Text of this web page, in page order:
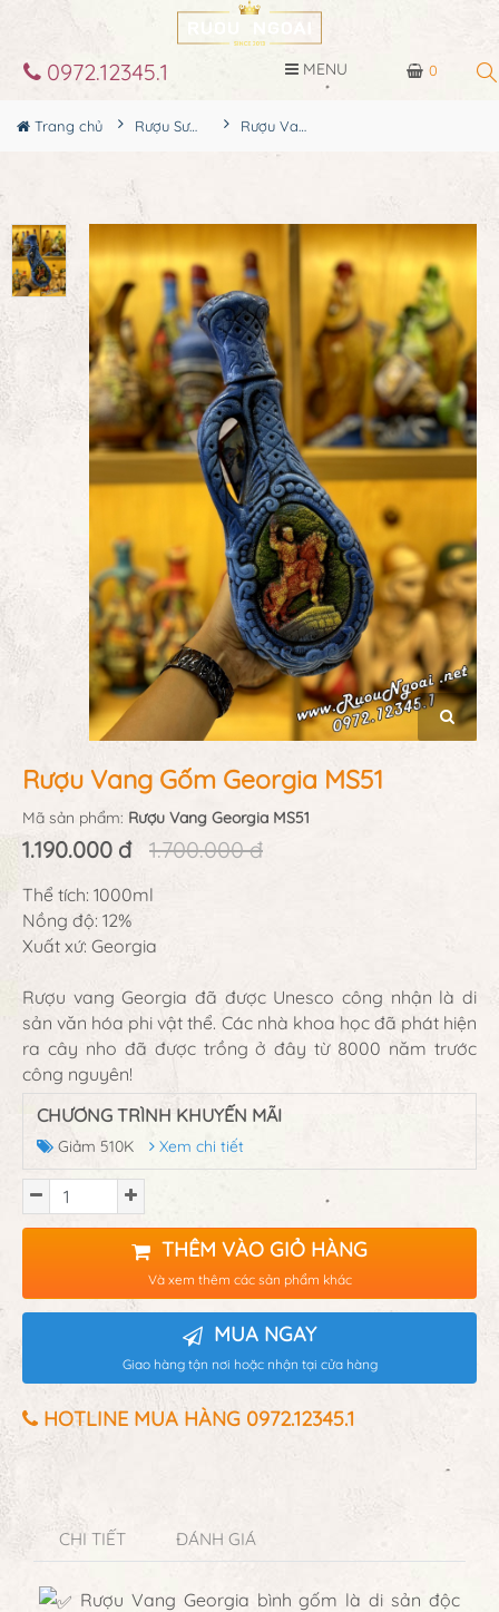
0
0972.12345.1 MENU
Trang chủ Rượu Sưu Tầm - Nga Rượu Vang Gốm Georgia MS51
Rượu Vang Gốm Georgia MS51
Mã sản phẩm: Rượu Vang Georgia MS51
1.190.000 đ 1.700.000 đ
Thể tích: 1000ml
Nồng độ: 12%
Xuất xứ: Georgia
Rượu vang Georgia đã được Unesco công nhận là di
sản văn hóa phi vật thể. Các nhà khoa học đã phát hiện
ra cây nho đã được trồng ở đây từ 8000 năm trước
công nguyên!
CHƯƠNG TRÌNH KHUYẾN MÃI
Giảm 510K Xem chi tiết
THÊM VÀO GIỎ HÀNG
Và xem thêm các sản phẩm khác
MUA NGAY
Giao hàng tận nơi hoặc nhận tại cửa hàng
HOTLINE MUA HÀNG 0972.12345.1
CHI TIẾT ĐÁNH GIÁ
Rượu Vang Georgia bình gốm là di sản độc